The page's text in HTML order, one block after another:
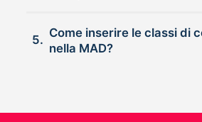
5.
Come inserire le classi di concorso
nella MAD?